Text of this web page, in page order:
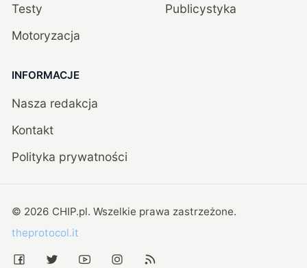
Testy
Motoryzacja
Publicystyka
INFORMACJE
Nasza redakcja
Kontakt
Polityka prywatności
© 2026 CHIP.pl. Wszelkie prawa zastrzeżone.
theprotocol.it